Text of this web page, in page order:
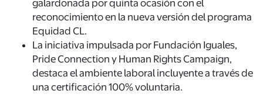
galardonada por quinta ocasión con el
reconocimiento en la nueva versión del programa
Equidad CL.
La iniciativa impulsada por Fundación Iguales,
Pride Connection y Human Rights Campaign,
destaca el ambiente laboral incluyente a través de
una certificación 100% voluntaria.